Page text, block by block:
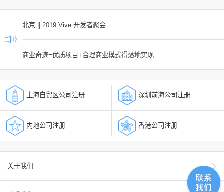
北京 || 2019 Vive 开发者聚会
商业奇迹=优质项目+合理商业模式得落地实现
上海自贸区公司注册 深圳前海公司注册
内地公司注册 香港公司注册
关于我们